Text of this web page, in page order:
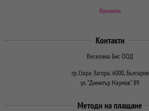
Контакти
Контакти
Веселина Бис ООД
гр. Стара Загора, 6000, България
ул. "Димитър Наумов" 89
Методи на плащане